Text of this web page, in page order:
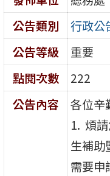
公告類別
行政公
公告等級
重要
點閱次數
222
公告內容
各位辛
1. 煩
生補助
需要申